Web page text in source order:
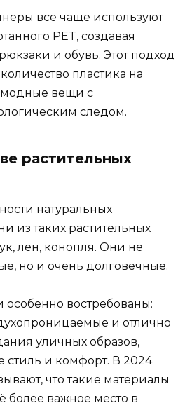
всё чаще используют
PET, создавая
и обувь. Этот подход
пластика на
модные вещи с
следом.
растительных
натуральных
из таких растительных
лен, конопля. Они не
но и очень долговечные.
особенно востребованы:
и отлично
уличных образов,
стиль и комфорт. В 2024
что такие материалы
более важное место в